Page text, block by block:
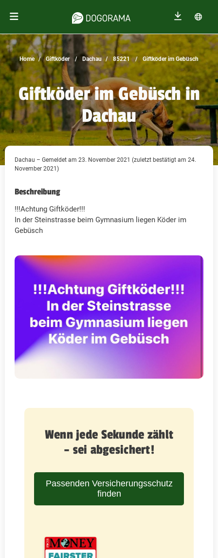
Home Giftköder Dachau 85221 Giftköder im Gebüsch
Giftköder im Gebüsch in
Dachau
Dachau – Gemeldet am 23. November 2021 (zuletzt bestätigt am 24.
November 2021)
Beschreibung
!!!Achtung Giftköder!!!
In der Steinstrasse beim Gymnasium liegen Köder im
Gebüsch
Wenn jede Sekunde zählt
– sei abgesichert!
Passenden Versicherungsschutz
finden